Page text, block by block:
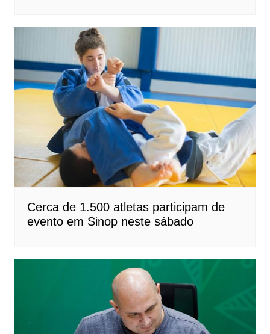
Cerca de 1.500 atletas participam de
evento em Sinop neste sábado